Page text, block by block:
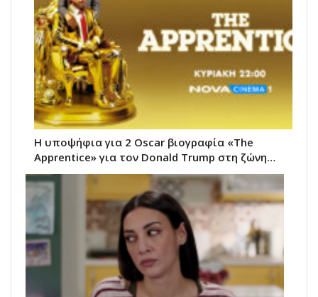
Η υποψήφια για 2 Oscar βιογραφία «The
Apprentice» για τον Donald Trump στη ζώνη…